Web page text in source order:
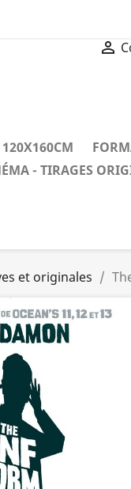

- TIRAGES
et originales